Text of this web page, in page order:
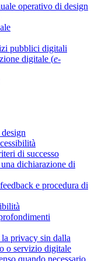
operativo di design
pubblici digitali
digitale (e-
di successo
dichiarazione di
e procedura di
privacy sin dalla
o servizio digitale
quando necessario